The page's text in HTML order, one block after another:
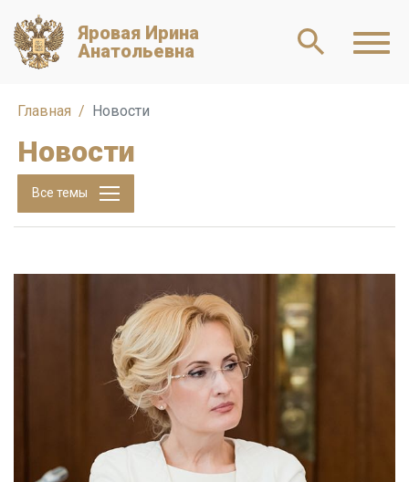
Яровая Ирина
Анатольевна
Главная Новости
Новости
Все темы